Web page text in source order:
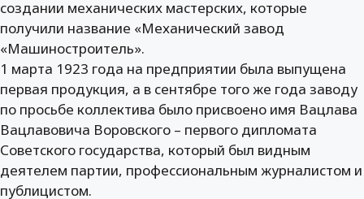
создании механических мастерских, которые
получили название «Механический завод
«Машиностроитель».
1 марта 1923 года на предприятии была выпущена
первая продукция, а в сентябре того же года заводу
по просьбе коллектива было присвоено имя Вацлава
Вацлавовича Воровского – первого дипломата
Советского государства, который был видным
деятелем партии, профессиональным журналистом и
публицистом.